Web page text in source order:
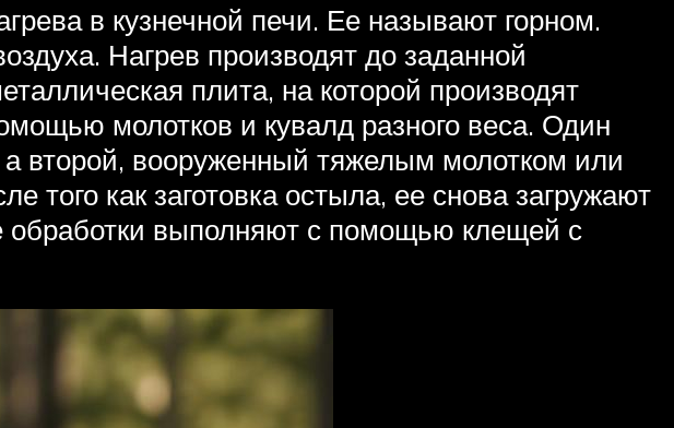
в кузнечной печи. Ее называют горном.
Нагрев производят до заданной
плита, на которой производят
молотков и кувалд разного веса. Один
второй, вооруженный тяжелым молотком или
того как заготовка остыла, ее снова загружают
обработки выполняют с помощью клещей с